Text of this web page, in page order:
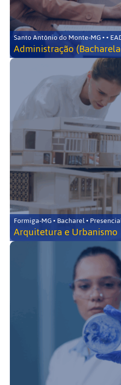
Santo Antônio do Monte-
Administração
Formiga-MG • Bacharel •
Arquitetura e Urbanismo